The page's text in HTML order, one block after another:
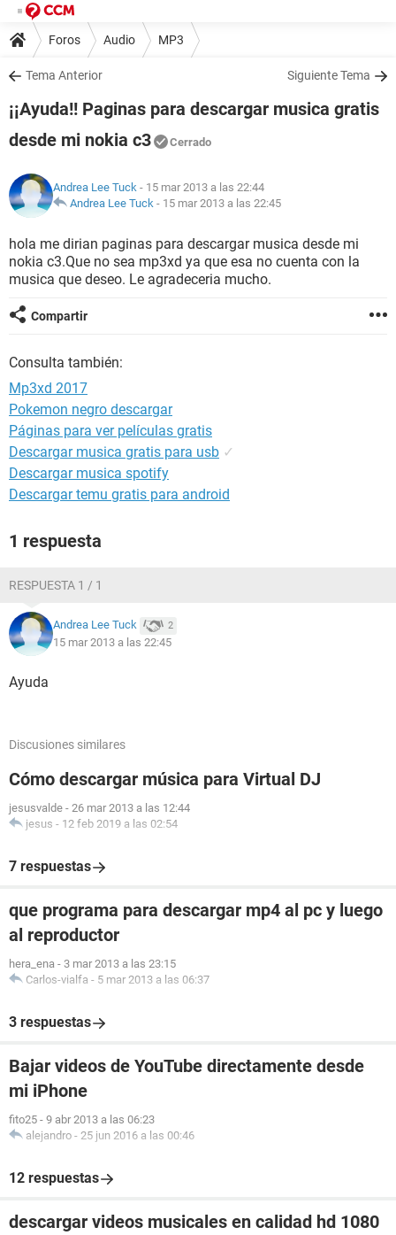
Foros Audio MP3
Tema Anterior Siguiente Tema
¡¡Ayuda!! Paginas para descargar musica gratis
desde mi nokia c3
Cerrado
Andrea Lee Tuck - 15 mar 2013 a las 22:44
Andrea Lee Tuck - 15 mar 2013 a las 22:45
hola me dirian paginas para descargar musica desde mi
nokia c3.Que no sea mp3xd ya que esa no cuenta con la
musica que deseo. Le agradeceria mucho.
Compartir
Consulta también:
Mp3xd 2017
Pokemon negro descargar
Páginas para ver películas gratis
Descargar musica gratis para usb ✓
Descargar musica spotify
Descargar temu gratis para android
1 respuesta
RESPUESTA 1 / 1
Andrea Lee Tuck 2
15 mar 2013 a las 22:45
Ayuda
Discusiones similares
Cómo descargar música para Virtual DJ
jesusvalde - 26 mar 2013 a las 12:44
jesus - 12 feb 2019 a las 02:54
7 respuestas
que programa para descargar mp4 al pc y luego
al reproductor
hera_ena - 3 mar 2013 a las 23:15
Carlos-vialfa - 5 mar 2013 a las 06:37
3 respuestas
Bajar videos de YouTube directamente desde
mi iPhone
fito25 - 9 abr 2013 a las 06:23
alejandro - 25 jun 2016 a las 00:46
12 respuestas
descargar videos musicales en calidad hd 1080